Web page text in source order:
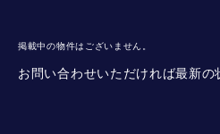
掲載中の物件はございません。
お問い合わせいただければ最新の